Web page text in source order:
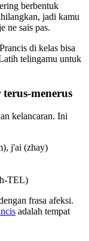
berbentuk
jadi kamu
ne sais pas.
di kelas bisa
telingamu untuk
menerus
kelancaran. Ini
j'ai (zhay)
TEL)
frasa afeksi.
adalah tempat